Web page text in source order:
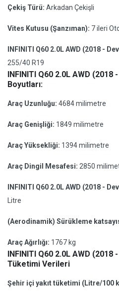
Çekiş Türü: Arkadan Çekişli
Vites Kutusu (Şanzıman): 7 ileri
INFINITI Q60 2.0L AWD (2018 -
255/40 R19
INFINITI Q60 2.0L AWD
Boyutları:
Araç Uzunluğu: 4684 milimetre
Araç Genişliği: 1849 milimetre
Araç Yüksekliği: 1394 milimetre
Araç Dingil Mesafesi: 2850
INFINITI Q60 2.0L AWD (2018 -
Litre
(Aerodinamik) Sürükleme
Araç Ağırlığı: 1767 kg
INFINITI Q60 2.0L AWD (2018
Tüketimi Verileri
Şehir içi yakıt tüketimi (Litre/100